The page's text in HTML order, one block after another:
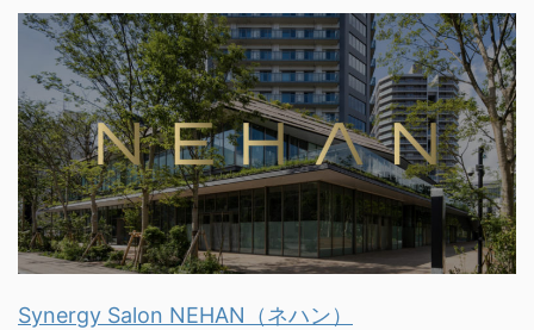
Synergy Salon NEHAN（ネハン）